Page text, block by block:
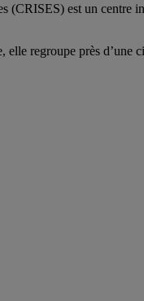
(CRISES) est un
elle regroupe près d’une c